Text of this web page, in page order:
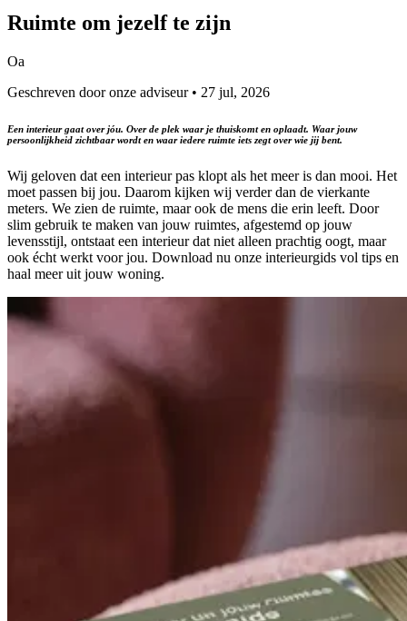
Ruimte om jezelf te zijn
Oa
Geschreven door onze adviseur • 27 jul, 2026
Een interieur gaat over jóu. Over de plek waar je thuiskomt en oplaadt. Waar jouw
persoonlijkheid zichtbaar wordt en waar iedere ruimte iets zegt over wie jij bent.
Wij geloven dat een interieur pas klopt als het meer is dan mooi. Het
moet passen bij jou. Daarom kijken wij verder dan de vierkante
meters. We zien de ruimte, maar ook de mens die erin leeft. Door
slim gebruik te maken van jouw ruimtes, afgestemd op jouw
levensstijl, ontstaat een interieur dat niet alleen prachtig oogt, maar
ook écht werkt voor jou. Download nu onze interieurgids vol tips en
haal meer uit jouw woning.